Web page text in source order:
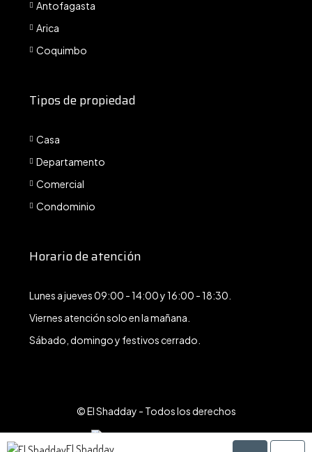
Antofagasta
Arica
Coquimbo
Tipos de propiedad
Casa
Departamento
Comercial
Condominio
Horario de atención
Lunes a jueves 09:00 - 14:00 y 16:00 - 18:30.
Viernes atención solo en la mañana.
Sábado, domingo y festivos cerrado.
© El Shadday - Todos los derechos